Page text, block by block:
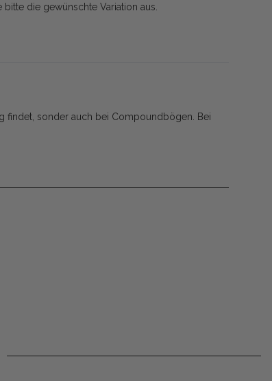
bitte die gewünschte Variation aus.
findet, sonder auch bei Compoundbögen. Bei